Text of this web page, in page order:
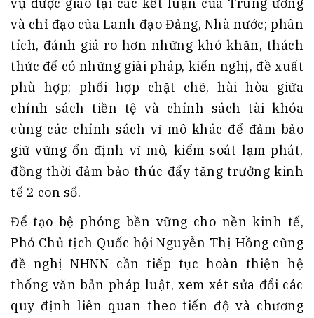
vụ được giao tại các kết luận của Trung ương
và chỉ đạo của Lãnh đạo Đảng, Nhà nước; phân
tích, đánh giá rõ hơn những khó khăn, thách
thức để có những giải pháp, kiến nghị, đề xuất
phù hợp; phối hợp chặt chẽ, hài hòa giữa
chính sách tiền tệ và chính sách tài khóa
cùng các chính sách vĩ mô khác để đảm bảo
giữ vững ổn định vĩ mô, kiểm soát lạm phát,
đồng thời đảm bảo thúc đẩy tăng trưởng kinh
tế 2 con số.
Để tạo bệ phóng bền vững cho nền kinh tế,
Phó Chủ tịch Quốc hội Nguyễn Thị Hồng cũng
đề nghị NHNN cần tiếp tục hoàn thiện hệ
thống văn bản pháp luật, xem xét sửa đổi các
quy định liên quan theo tiến độ và chương